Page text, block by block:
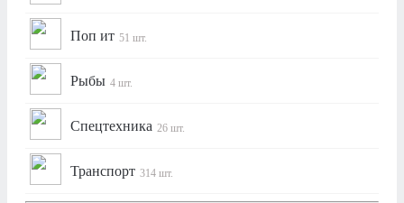
Поп ит 51 шт.
Рыбы 4 шт.
Спецтехника 26 шт.
Транспорт 314 шт.